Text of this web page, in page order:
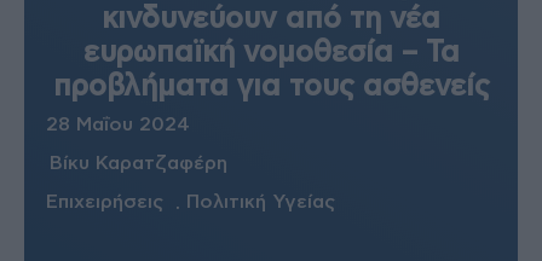
κινδυνεύουν από τη νέα
ευρωπαϊκή νομοθεσία – Τα
προβλήματα για τους ασθενείς
28 Μαΐου 2024
Βίκυ Καρατζαφέρη
Επιχειρήσεις
Πολιτική Υγείας